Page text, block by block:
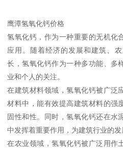
鹰潭氢氧化钙价格
氢氧化钙，作为一种重要的无机化
应用。随着经济的发展和建筑、
长，氢氧化钙作为一种多功能、多
业和个人的关注。
在建筑材料领域，氢氧化钙被广泛
材料中，能有效提高建筑材料的强
固性和性。同时，氢氧化钙还在水
中发挥着重要作用，为建筑行业的发
在农业领域，氢氧化钙被广泛用作